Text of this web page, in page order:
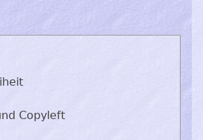
Copyleft